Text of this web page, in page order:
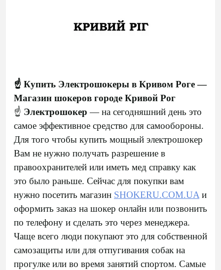
☝️ Купить Электрошокеры в Кривом Роге —
Магазин шокеров городе Кривой Рог
☝️ Электрошокер — на сегодняшний день это
самое эффективное средство для самообороны.
Для того чтобы купить мощный электрошокер
Вам не нужно получать разрешение в
правоохранителей или иметь мед справку как
это было раньше. Сейчас для покупки вам
нужно посетить магазин SHOKERU.COM.UA и
оформить заказ на шокер онлайн или позвонить
по телефону и сделать это через менеджера.
Чаще всего люди покупают это для собственной
самозащиты или для отпугивания собак на
прогулке или во время занятий спортом. Самые